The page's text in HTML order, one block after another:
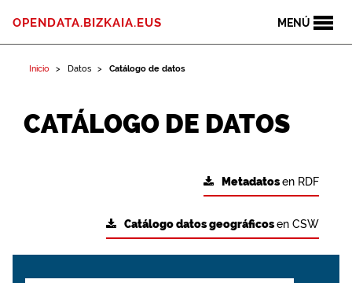
MENÚ
OPENDATA.BIZKAIA.EUS
Inicio Datos Catálogo de datos
CATÁLOGO DE DATOS
Metadatosen RDF
Catálogo datos geográficosen CSW